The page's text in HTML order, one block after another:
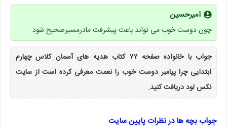
امیرحسین
چون دوست خوب می تواند باعث پیشرفت مادرمسیرصحیح شود
جواب با خانواده صفحه ۷۷ کتاب هدیه های آسمان کلاس چهارم
ابتدایی چرا پیامبر دوست خوب را نعمت معرفی کرده است از سایت
نکس لود دریافت کنید.
جواب بچه ها در نظرات پایین سایت